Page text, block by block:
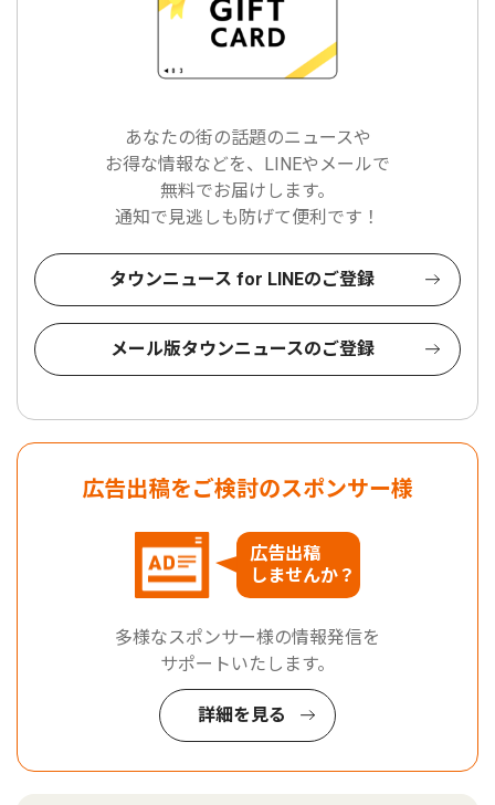
あなたの街の話題のニュースや
お得な情報などを、LINEやメールで
無料でお届けします。
通知で見逃しも防げて便利です！
タウンニュース for LINEのご登録
メール版タウンニュースのご登録
広告出稿をご検討のスポンサー様
広告出稿
しませんか？
多様なスポンサー様の情報発信を
サポートいたします。
詳細を見る